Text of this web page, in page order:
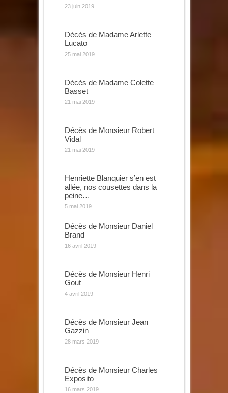
23 juin 2019
Décès de Madame Arlette
Lucato
25 mai 2019
Décès de Madame Colette
Basset
21 mai 2019
Décès de Monsieur Robert
Vidal
21 mai 2019
Henriette Blanquier s’en est
allée, nos cousettes dans la
peine…
5 mai 2019
Décès de Monsieur Daniel
Brand
16 avril 2019
Décès de Monsieur Henri
Gout
4 avril 2019
Décès de Monsieur Jean
Gazzin
28 mars 2019
Décès de Monsieur Charles
Exposito
16 mars 2019